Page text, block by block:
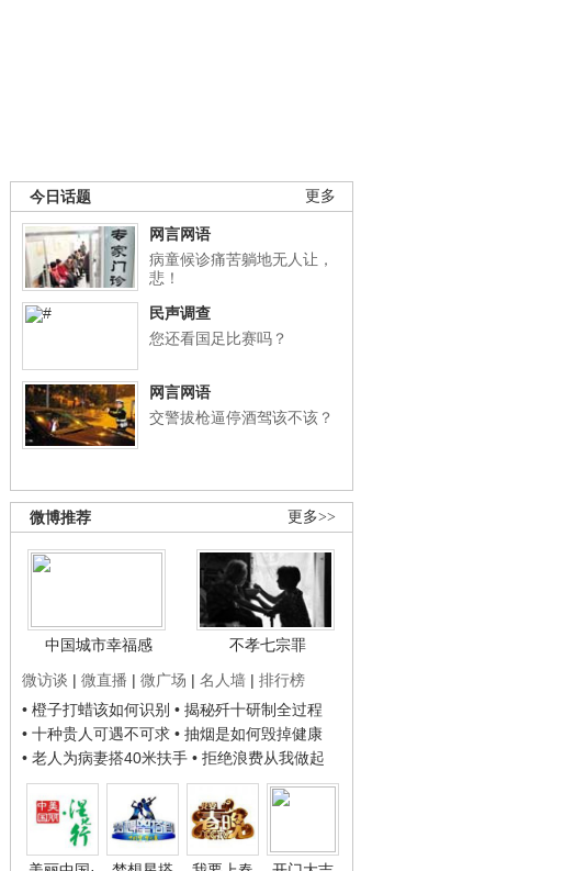
更多
今日话题
网言网语
病童候诊痛苦躺地无人让，
悲！
民声调查
您还看国足比赛吗？
网言网语
交警拔枪逼停酒驾该不该？
更多>>
微博推荐
中国城市幸福感
不孝七宗罪
微访谈 | 微直播 | 微广场 | 名人墙 | 排行榜
• 橙子打蜡该如何识别 • 揭秘歼十研制全过程
• 十种贵人可遇不可求 • 抽烟是如何毁掉健康
• 老人为病妻搭40米扶手 • 拒绝浪费从我做起